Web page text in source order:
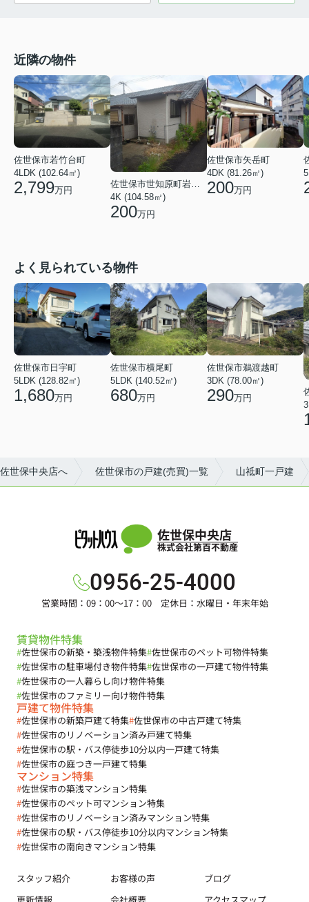
近隣の物件
佐世保市若竹台町
4LDK (102.64㎡)
2,799万円
4K (104.58㎡)
200万円
佐世保市矢岳町
4DK (81.26㎡)
200万円
よく見られている物件
佐世保市日宇町
5LDK (128.82㎡)
1,680万円
佐世保市横尾町
5LDK (140.52㎡)
680万円
佐世保市鵜渡越町
3DK (78.00㎡)
290万円
世保中央店へ 佐世保市の戸建(売買)一覧 山祗町一戸建
佐世保中央店
株式会社第百不動産
0956-25-4000
営業時間：09：00～17：00 定休日：水曜日・年末年始
賃貸物件特集
#佐世保市の新築・築浅物件特集#佐世保市のペット可物件特集
#佐世保市の駐車場付き物件特集#佐世保市の一戸建て物件特集
#佐世保市の一人暮らし向け物件特集
#佐世保市のファミリー向け物件特集
戸建て物件特集
#佐世保市の新築戸建て特集#佐世保市の中古戸建て特集
#佐世保市のリノベーション済み戸建て特集
#佐世保市の駅・バス停徒歩10分以内一戸建て特集
#佐世保市の庭つき一戸建て特集
マンション特集
#佐世保市の築浅マンション特集
#佐世保市のペット可マンション特集
#佐世保市のリノベーション済みマンション特集
#佐世保市の駅・バス停徒歩10分以内マンション特集
#佐世保市の南向きマンション特集
スタッフ紹介 お客様の声
ブログ